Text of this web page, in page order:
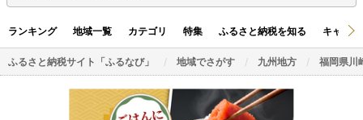
ランキング 地域一覧 カテゴリ 特集 ふるさと納税を知る キャン
ふるさと納税サイト「ふるなび」 地域でさがす 九州地方 福岡県川